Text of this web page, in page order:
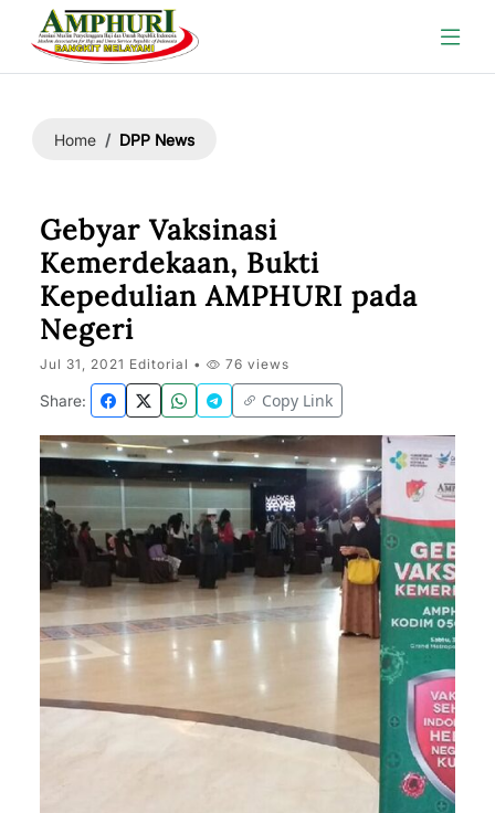
Home DPP News
Gebyar Vaksinasi
Kemerdekaan, Bukti
Kepedulian AMPHURI pada
Negeri
Jul 31, 2021 Editorial • 76 views
Share: Copy Link